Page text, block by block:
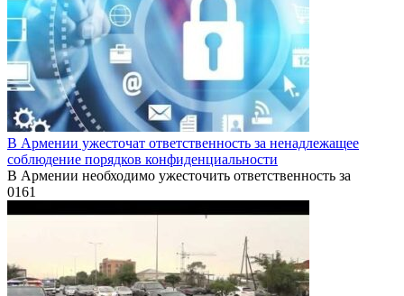
В Армении ужесточат ответственность за ненадлежащее
соблюдение порядков конфиденциальности
В Армении необходимо ужесточить ответственность за
0161